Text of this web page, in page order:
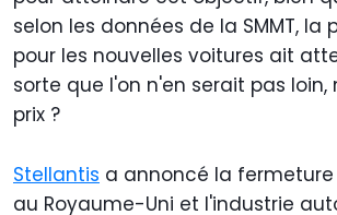
selon les données de la SMMT, la
pour les nouvelles voitures ait
sorte que l'on n'en serait pas loin,
prix ?
Stellantis a annoncé la fermeture
au Royaume-Uni et l'industrie